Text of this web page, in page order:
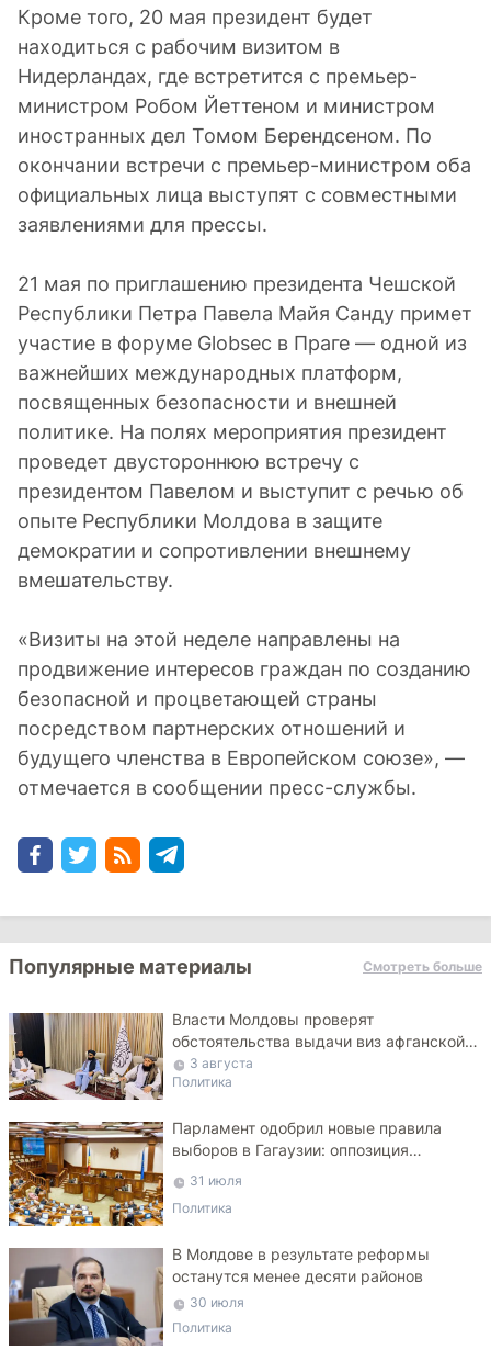
Кроме того, 20 мая президент будет
находиться с рабочим визитом в
Нидерландах, где встретится с премьер-
министром Робом Йеттеном и министром
иностранных дел Томом Берендсеном. По
окончании встречи с премьер-министром оба
официальных лица выступят с совместными
заявлениями для прессы.
21 мая по приглашению президента Чешской
Республики Петра Павела Майя Санду примет
участие в форуме Globsec в Праге — одной из
важнейших международных платформ,
посвященных безопасности и внешней
политике. На полях мероприятия президент
проведет двустороннюю встречу с
президентом Павелом и выступит с речью об
опыте Республики Молдова в защите
демократии и сопротивлении внешнему
вмешательству.
«Визиты на этой неделе направлены на
продвижение интересов граждан по созданию
безопасной и процветающей страны
посредством партнерских отношений и
будущего членства в Европейском союзе», —
отмечается в сообщении пресс-службы.
Популярные материалы Смотреть больше
Власти Молдовы проверят
обстоятельства выдачи виз афганской
делегации
3 августа
Политика
Парламент одобрил новые правила
выборов в Гагаузии: оппозиция
критикует законопроект
31 июля
Политика
В Молдове в результате реформы
останутся менее десяти районов
30 июля
Политика